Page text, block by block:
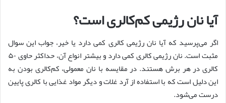
آیا نان رژیمی کم‌کالری است؟
اگر می‌پرسید که آیا نان رژیمی کالری کمی دارد یا خیر، جواب این سوال
مثبت است. نان رژیمی کالری کمی دارد و بیشتر انواع آن، حداکثر حاوی ۵۰
کالری در هر برش هستند. در مقایسه با نان معمولی، کم‌کالری بودن به
این دلیل است که با استفاده از آرد غلات و دیگر مواد غذایی با کالری پایین
درست می‌شود.